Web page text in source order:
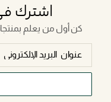
اشترك في
كن أول من يعلم